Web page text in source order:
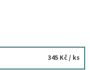
345 Kč/ ks